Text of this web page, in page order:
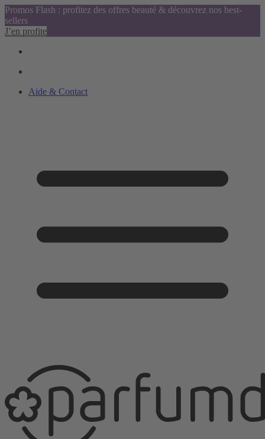
Promos Flash : profitez des offres beauté & découvrez nos best-
sellers
J’en profite
Aide & Contact